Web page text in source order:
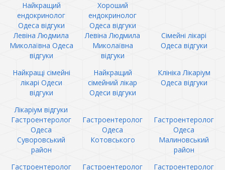
Найкращий
ендокринолог
Одеса відгуки
Хороший
ендокринолог
Одеса відгуки
Левіна Людмила
Миколаївна Одеса
відгуки
Левіна Людмила
Миколаївна
відгуки
Сімейні лікарі
Одеса відгуки
Найкращі сімейні
лікарі Одеси
відгуки
Найкращий
сімейний лікар
Одеси відгуки
Клініка Лікаріум
Одеса відгуки
Лікаріум відгуки
Гастроентеролог
Одеса
Суворовський
район
Гастроентеролог
Одеса
Котовського
Гастроентеролог
Одеса
Малиновський
район
Гастроентеролог
Гастроентеролог
Гастроентеролог